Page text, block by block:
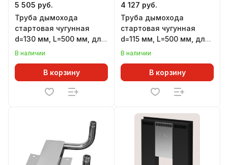
5 505 руб.
Труба дымохода
стартовая чугунная
d=130 мм, L=500 мм, для
печей ЛИТКОМ
В наличии
В корзину
4 127 руб.
Труба дымохода
стартовая чугунная
d=115 мм, L=500 мм, для
печей ЛИТКОМ
В наличии
В корзину